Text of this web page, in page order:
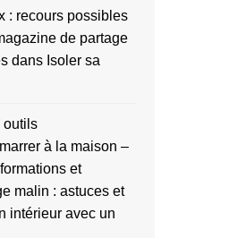
: recours possibles
de partage
dans Isoler sa
outils
à la maison –
et
malin : astuces et
intérieur avec un